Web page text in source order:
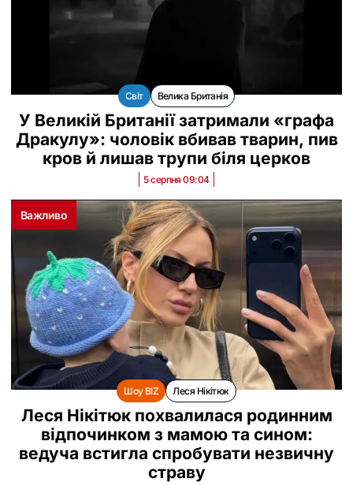
Світ Велика Британія
У Великій Британії затримали «графа
Дракулу»: чоловік вбивав тварин, пив
кров й лишав трупи біля церков
5 серпня 09:04
Важливо
Шоу BIZ Леся Нікітюк
Леся Нікітюк похвалилася родинним
відпочинком з мамою та сином:
ведуча встигла спробувати незвичну
страву